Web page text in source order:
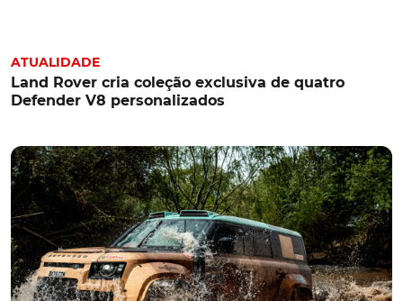
ATUALIDADE
Land Rover cria coleção exclusiva de quatro
Defender V8 personalizados